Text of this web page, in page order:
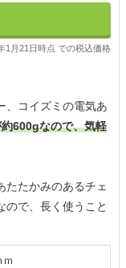
1月21日時点 での税込価格
、コイズミの電気あ
600gなので、気軽
たたかみのあるチェ
ので、長く使うこと